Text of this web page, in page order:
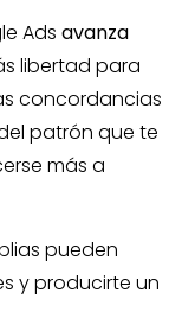
Ads avanza
libertad para
concordancias
patrón que te
más a
pueden
y producirte un